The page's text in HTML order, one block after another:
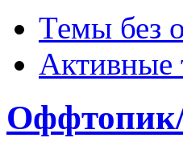
Темы без
Активные